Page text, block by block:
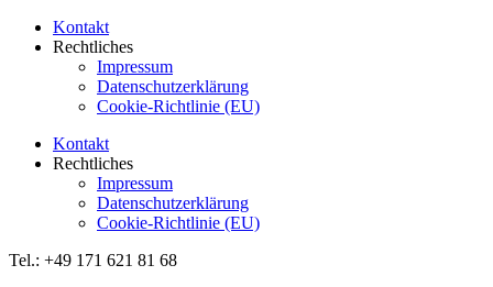
Kontakt
Rechtliches
Impressum
Datenschutzerklärung
Cookie-Richtlinie (EU)
Kontakt
Rechtliches
Impressum
Datenschutzerklärung
Cookie-Richtlinie (EU)
Tel.: +49 171 621 81 68